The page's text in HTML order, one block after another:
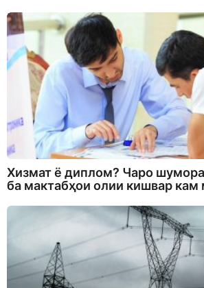
Хизмат ё диплом? Чаро
ба мактабҳои олии кишвар